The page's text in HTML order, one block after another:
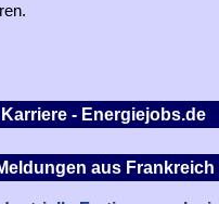
- Energiejobs.de
aus Frankreich